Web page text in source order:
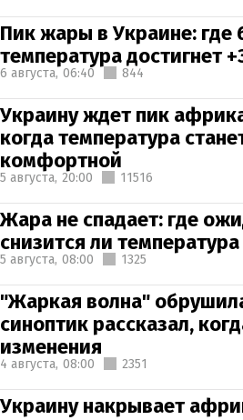
Пик жары в Украине: где
температура достигнет
6 августа, 06:40 844
Украину ждет пик
когда температура
комфортной
5 августа, 20:00 11516
Жара не спадает: где
снизится ли
5 августа, 08:00 1325
"Жаркая волна"
синоптик рассказал,
изменения
4 августа, 08:00 2351
Украину накрывает